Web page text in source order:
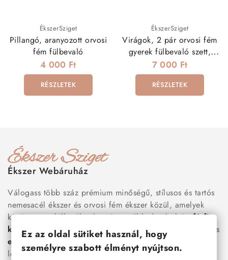
ÉkszerSziget
Pillangó, aranyozott orvosi
fém fülbevaló
4 000 Ft
RÉSZLETEK
ÉkszerSziget
Virágok, 2 pár orvosi fém
gyerek fülbevaló szett,
csavaros zárral
7 000 Ft
RÉSZLETEK
Ékszer Webáruház
Válogass több száz prémium minőségű, stílusos és tartós
nemesacél ékszer és orvosi fém ékszer közül, amelyek
között megtalálhatók a legnépszerűbb darabok is:férfi
karkötők
, női nyakláncok , karikagyűrűk
és
esküvői kiegészítőkegyaránt. Webáruházunkban a
legújabb trendeket követő, mégis időtálló ékszerek közül
Ez az oldal sütiket használ, hogy
személyre szabott élményt nyújtson.